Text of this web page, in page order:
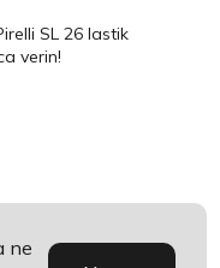
SL 26 lastik
verin!
ne